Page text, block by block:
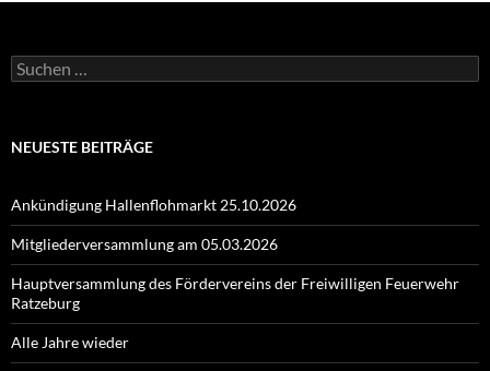
Suchen
nach:
NEUESTE BEITRÄGE
Ankündigung Hallenflohmarkt 25.10.2026
Mitgliederversammlung am 05.03.2026
Hauptversammlung des Fördervereins der Freiwilligen Feuerwehr
Ratzeburg
Alle Jahre wieder